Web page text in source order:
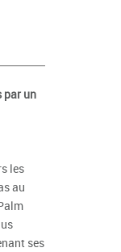
par un
les
au
ses